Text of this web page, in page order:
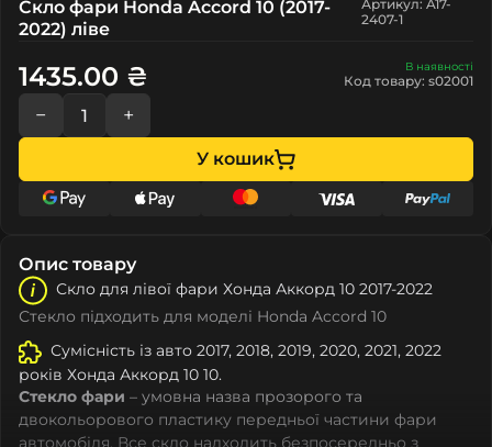
Скло фари Honda Accord 10 (2017-
2022) ліве
Артикул: A17-
2407-1
В наявності
Код товару: s02001
1435.00 ₴
− +
У кошик
Опис товару
Скло для лівої фари Хонда Аккорд 10 2017-2022
Стекло підходить для моделі Honda Accord 10
Сумісність із авто 2017, 2018, 2019, 2020, 2021, 2022
років Хонда Аккорд 10 10.
Стекло фари – умовна назва прозорого та
двокольорового пластику передньої частини фари
автомобіля. Все скло надходить безпосередньо з